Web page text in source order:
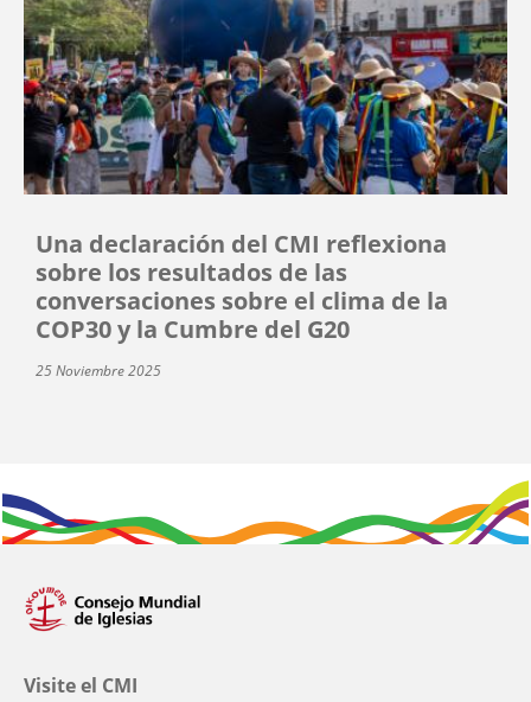
Una declaración del CMI reflexiona
sobre los resultados de las
conversaciones sobre el clima de la
COP30 y la Cumbre del G20
25 Noviembre 2025
Visite el CMI